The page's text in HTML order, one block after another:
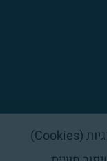
בשימוש באתר זה נעשה שימוש בעוגיות (Cookies)